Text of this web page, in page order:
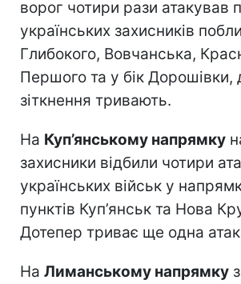
ворог чотири рази атакував
українських захисників
Глибокого, Вовчанська,
Першого та у бік Дорошівки,
зіткнення тривають.
На Куп’янському напрямку
захисники відбили чотири
українських військ у
пунктів Куп’янськ та Нова
Дотепер триває ще одна
На Лиманському напрямку